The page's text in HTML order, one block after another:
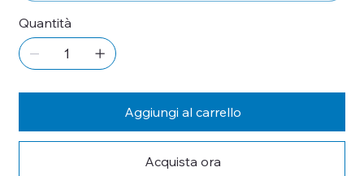
Quantità
Aggiungi al carrello
Acquista ora